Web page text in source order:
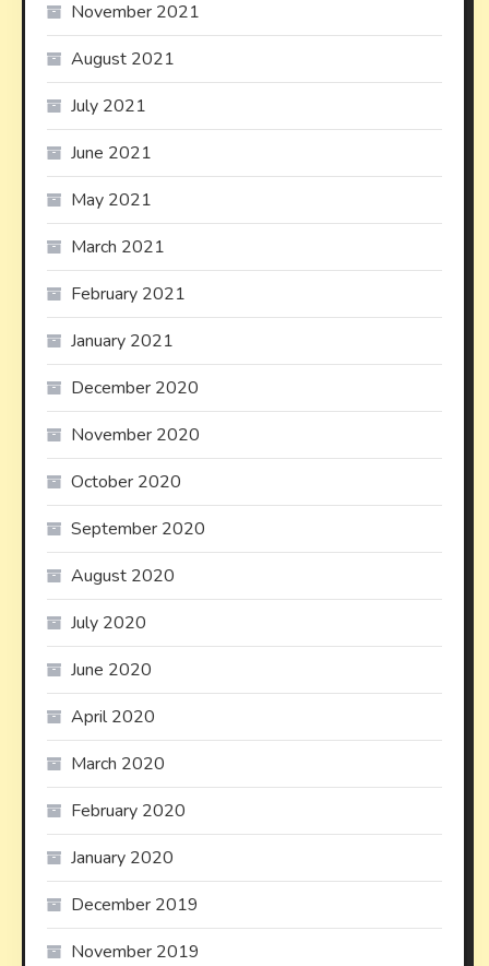
November 2021
August 2021
July 2021
June 2021
May 2021
March 2021
February 2021
January 2021
December 2020
November 2020
October 2020
September 2020
August 2020
July 2020
June 2020
April 2020
March 2020
February 2020
January 2020
December 2019
November 2019